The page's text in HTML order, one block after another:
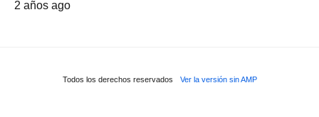
2 años ago
Todos los derechos reservados Ver la versión sin AMP